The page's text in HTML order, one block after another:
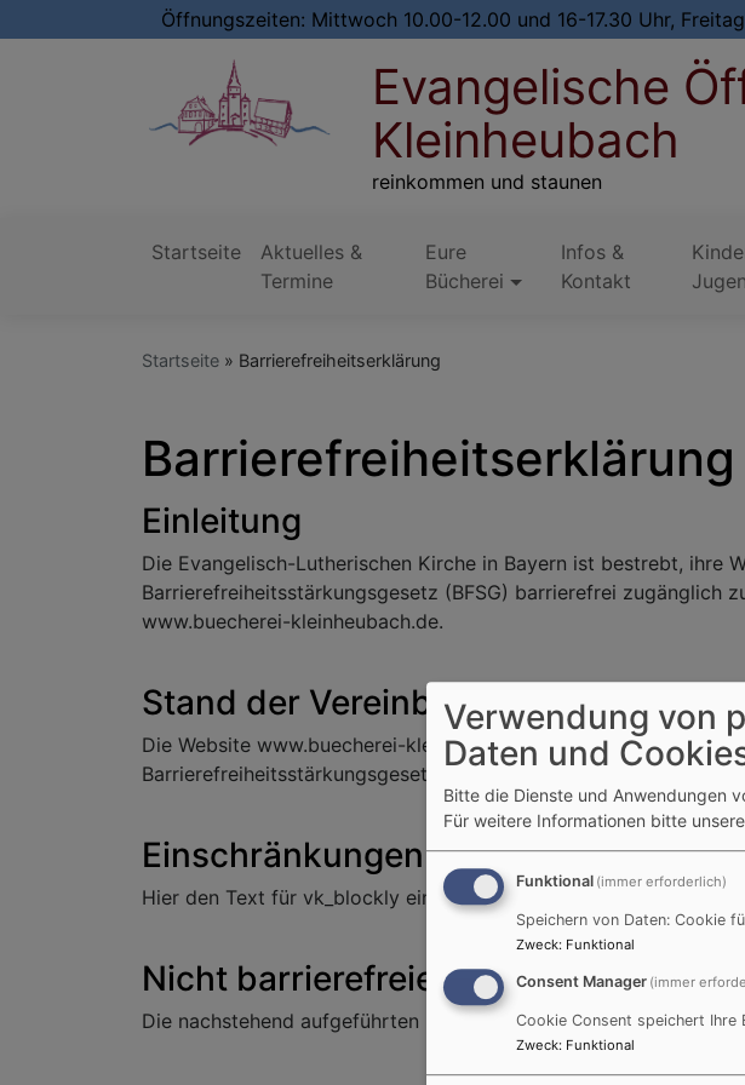
zum
Öffnungszeiten: Mittwoch 10.00-12.00 und 16-17.30 Uhr,
Evangelische
Kleinheubach
reinkommen und staunen
Hauptnavigation
Startseite
Aktuelles &
Termine
Eure
Bücherei
Infos &
Kontakt
Startseite Barrierefreiheitserklärung
Barrierefreiheitserklärung
Einleitung
Die Evangelisch-Lutherischen Kirche in Bayern ist bestrebt, ihre
Barrierefreiheitsstärkungsgesetz (BFSG) barrierefrei zugänglich
www.buecherei-kleinheubach.de.
Stand der Vereinbarkeit mit den
Die Website www.buecherei-kleinheubach.de ist aufgrund der
Barrierefreiheitsstärkungsgesetz (BFSG) vereinbar.
Einschränkungen in der
Hier den Text für vk_blockly einfügen.
Nicht barrierefreie Inhalte
Die nachstehend aufgeführten Inhalte sind aus den folgenden
Verwendung von
Daten und
Bitte die Dienste und Anwendungen
Für weitere Informationen bitte unsere
Funktional (immer erforderlich)
Speichern von Daten: Cookie
Zweck: Funktional
Consent Manager (immer
Cookie Consent speichert
Zweck: Funktional